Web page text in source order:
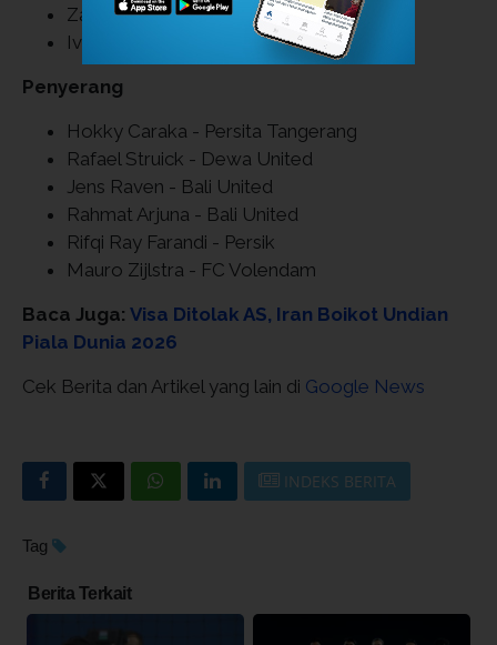
Zanadin Fariz - Persis Solo
Ivar Jenner - FC Utrecht
Penyerang
Hokky Caraka - Persita Tangerang
Rafael Struick - Dewa United
Jens Raven - Bali United
Rahmat Arjuna - Bali United
Rifqi Ray Farandi - Persik
Mauro Zijlstra - FC Volendam
Baca Juga: Visa Ditolak AS, Iran Boikot Undian
Piala Dunia 2026
Cek Berita dan Artikel yang lain di Google News
INDEKS BERITA
Tag
Berita Terkait